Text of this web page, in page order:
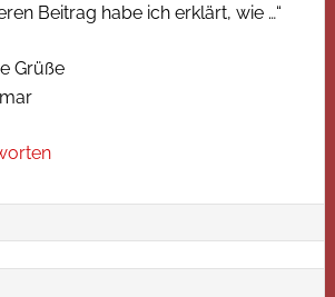
Beitrag habe ich erklärt, wie …“
Grüße